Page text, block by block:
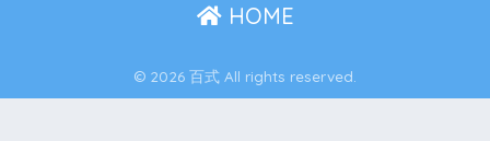
HOME
© 2026 百式 All rights reserved.